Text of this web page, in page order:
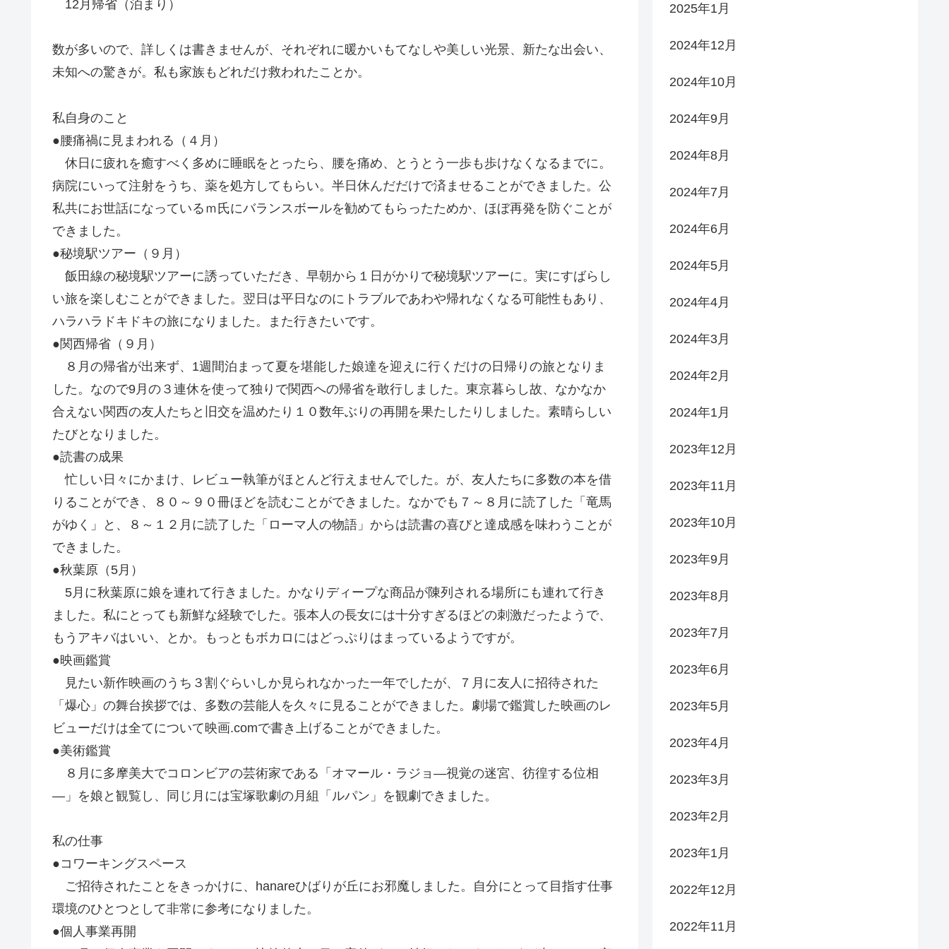
12月帰省（泊まり）
数が多いので、詳しくは書きませんが、それぞれに暖かいもてなしや美しい光景、新たな出会い、
未知への驚きが。私も家族もどれだけ救われたことか。
私自身のこと
●腰痛禍に見まわれる（４月）
休日に疲れを癒すべく多めに睡眠をとったら、腰を痛め、とうとう一歩も歩けなくなるまでに。
病院にいって注射をうち、薬を処方してもらい。半日休んだだけで済ませることができました。公
私共にお世話になっているｍ氏にバランスボールを勧めてもらったためか、ほぼ再発を防ぐことが
できました。
●秘境駅ツアー（９月）
飯田線の秘境駅ツアーに誘っていただき、早朝から１日がかりで秘境駅ツアーに。実にすばらし
い旅を楽しむことができました。翌日は平日なのにトラブルであわや帰れなくなる可能性もあり、
ハラハラドキドキの旅になりました。また行きたいです。
●関西帰省（９月）
８月の帰省が出来ず、1週間泊まって夏を堪能した娘達を迎えに行くだけの日帰りの旅となりま
した。なので9月の３連休を使って独りで関西への帰省を敢行しました。東京暮らし故、なかなか
合えない関西の友人たちと旧交を温めたり１０数年ぶりの再開を果たしたりしました。素晴らしい
たびとなりました。
●読書の成果
忙しい日々にかまけ、レビュー執筆がほとんど行えませんでした。が、友人たちに多数の本を借
りることができ、８０～９０冊ほどを読むことができました。なかでも７～８月に読了した「竜馬
がゆく」と、８～１２月に読了した「ローマ人の物語」からは読書の喜びと達成感を味わうことが
できました。
●秋葉原（5月）
5月に秋葉原に娘を連れて行きました。かなりディープな商品が陳列される場所にも連れて行き
ました。私にとっても新鮮な経験でした。張本人の長女には十分すぎるほどの刺激だったようで、
もうアキバはいい、とか。もっともボカロにはどっぷりはまっているようですが。
●映画鑑賞
見たい新作映画のうち３割ぐらいしか見られなかった一年でしたが、７月に友人に招待された
「爆心」の舞台挨拶では、多数の芸能人を久々に見ることができました。劇場で鑑賞した映画のレ
ビューだけは全てについて映画.comで書き上げることができました。
●美術鑑賞
８月に多摩美大でコロンビアの芸術家である「オマール・ラジョ―視覚の迷宮、彷徨する位相
―」を娘と観覧し、同じ月には宝塚歌劇の月組「ルパン」を観劇できました。
私の仕事
●コワーキングスペース
ご招待されたことをきっかけに、hanareひばりが丘にお邪魔しました。自分にとって目指す仕事
環境のひとつとして非常に参考になりました。
●個人事業再開
2025年1月
2024年12月
2024年10月
2024年9月
2024年8月
2024年7月
2024年6月
2024年5月
2024年4月
2024年3月
2024年2月
2024年1月
2023年12月
2023年11月
2023年10月
2023年9月
2023年8月
2023年7月
2023年6月
2023年5月
2023年4月
2023年3月
2023年2月
2023年1月
2022年12月
2022年11月